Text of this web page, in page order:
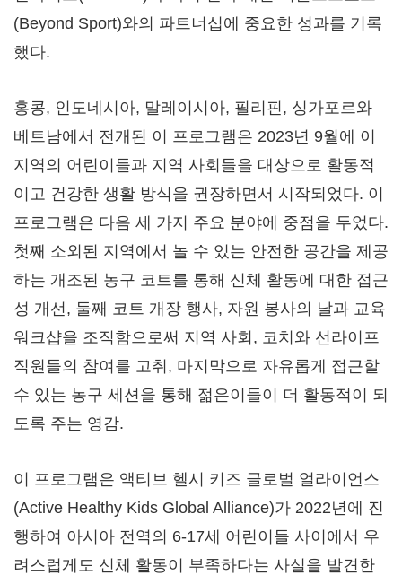
(Beyond Sport)와의 파트너십에 중요한 성과를 기록
했다.
홍콩, 인도네시아, 말레이시아, 필리핀, 싱가포르와
베트남에서 전개된 이 프로그램은 2023년 9월에 이
지역의 어린이들과 지역 사회들을 대상으로 활동적
이고 건강한 생활 방식을 권장하면서 시작되었다. 이
프로그램은 다음 세 가지 주요 분야에 중점을 두었다.
첫째 소외된 지역에서 놀 수 있는 안전한 공간을 제공
하는 개조된 농구 코트를 통해 신체 활동에 대한 접근
성 개선, 둘째 코트 개장 행사, 자원 봉사의 날과 교육
워크샵을 조직함으로써 지역 사회, 코치와 선라이프
직원들의 참여를 고취, 마지막으로 자유롭게 접근할
수 있는 농구 세션을 통해 젊은이들이 더 활동적이 되
도록 주는 영감.
이 프로그램은 액티브 헬시 키즈 글로벌 얼라이언스
(Active Healthy Kids Global Alliance)가 2022년에 진
행하여 아시아 전역의 6-17세 어린이들 사이에서 우
려스럽게도 신체 활동이 부족하다는 사실을 발견한